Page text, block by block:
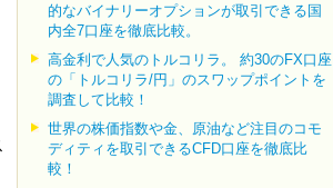
的なバイナリーオプションが取引できる国
内全7口座を徹底比較。
高金利で人気のトルコリラ。 約30のFX口座
の「トルコリラ/円」のスワップポイントを
調査して比較！
世界の株価指数や金、原油など注目のコモ
ディティを取引できるCFD口座を徹底比
較！